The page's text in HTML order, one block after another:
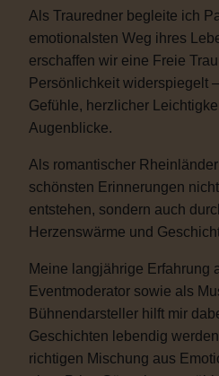
Als Trauredner begleite ich
emotionalsten Weg ihres
erschaffen wir eine Freie
Persönlichkeit widerspiegelt
Gefühle, herzlicher
Augenblicke.
Als romantischer
schönsten Erinnerungen
entstehen, sondern auch
Herzenswärme und
Meine langjährige Erfahrung
Eventmoderator sowie als
Bühnendarsteller hilft mir
Geschichten lebendig
richtigen Mischung aus